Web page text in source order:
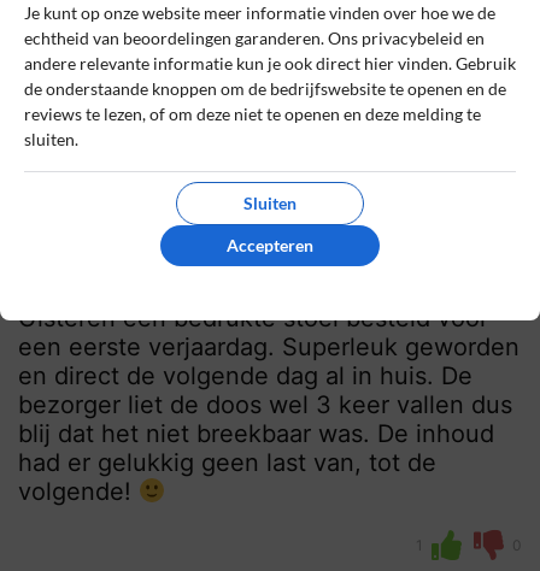
Bekijk ons beleid
Reageer
Kevin
10
Gisteren een bedrukte stoel besteld voor
een eerste verjaardag. Superleuk geworden
en direct de volgende dag al in huis. De
bezorger liet de doos wel 3 keer vallen dus
blij dat het niet breekbaar was. De inhoud
had er gelukkig geen last van, tot de
volgende!
1 0
Je kunt op onze website meer informatie vinden over hoe we de
echtheid van beoordelingen garanderen. Ons privacybeleid en
andere relevante informatie kun je ook direct hier vinden. Gebruik
de onderstaande knoppen om de bedrijfswebsite te openen en de
reviews te lezen, of om deze niet te openen en deze melding te
sluiten.
Sluiten
Accepteren